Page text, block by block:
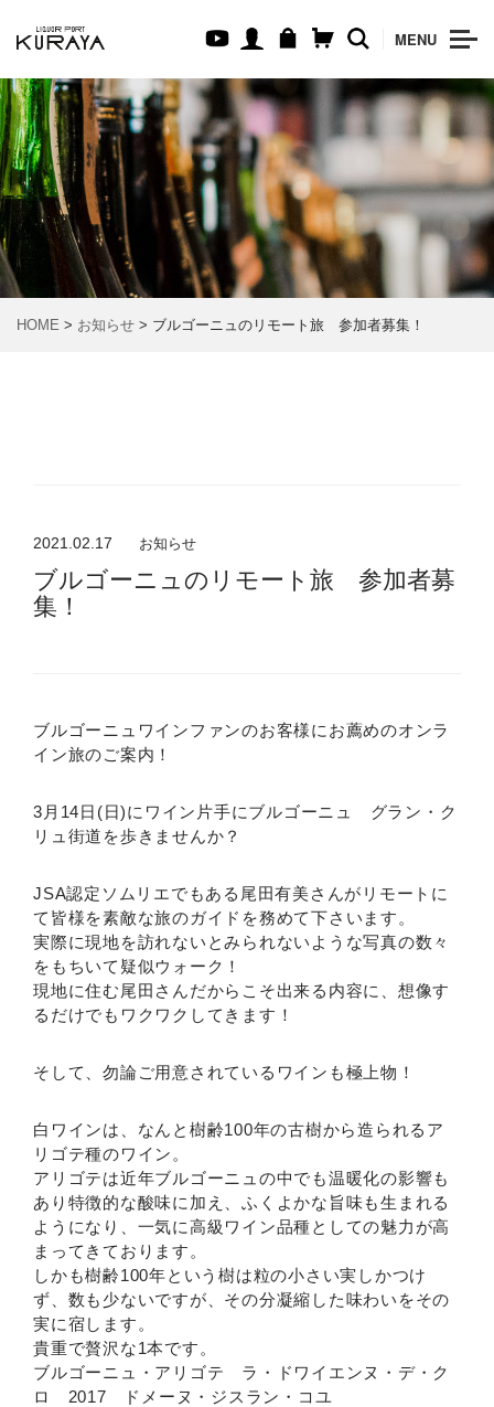
MENU
HOME > お知らせ > ブルゴーニュのリモート旅 参加者募集！
2021.02.17 お知らせ
ブルゴーニュのリモート旅 参加者募
集！
ブルゴーニュワインファンのお客様にお薦めのオンラ
イン旅のご案内！
3月14日(日)にワイン片手にブルゴーニュ グラン・ク
リュ街道を歩きませんか？
JSA認定ソムリエでもある尾田有美さんがリモートに
て皆様を素敵な旅のガイドを務めて下さいます。
実際に現地を訪れないとみられないような写真の数々
をもちいて疑似ウォーク！
現地に住む尾田さんだからこそ出来る内容に、想像す
るだけでもワクワクしてきます！
そして、勿論ご用意されているワインも極上物！
白ワインは、なんと樹齢100年の古樹から造られるア
リゴテ種のワイン。
アリゴテは近年ブルゴーニュの中でも温暖化の影響も
あり特徴的な酸味に加え、ふくよかな旨味も生まれる
ようになり、一気に高級ワイン品種としての魅力が高
まってきております。
しかも樹齢100年という樹は粒の小さい実しかつけ
ず、数も少ないですが、その分凝縮した味わいをその
実に宿します。
貴重で贅沢な1本です。
ブルゴーニュ・アリゴテ ラ・ドワイエンヌ・デ・ク
ロ 2017 ドメーヌ・ジスラン・コユ